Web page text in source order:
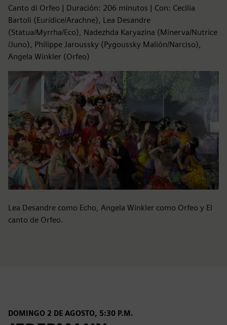
Canto di Orfeo | Duración: 206 minutos | Con: Cecilia
Bartoli (Eurídice/Arachne), Lea Desandre
(Statua/Myrrha/Eco), Nadezhda Karyazina (Minerva/Nutrice
/Juno), Philippe Jaroussky (Pygoussky Malión/Narciso),
Angela Winkler (Orfeo)
Lea Desandre como Echo, Angela Winkler como Orfeo y El
canto de Orfeo.
DOMINGO 2 DE AGOSTO, 5:30 P.M.